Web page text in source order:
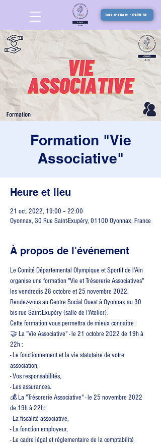
Test d'effort - PEPS 01
Formation "Vie
Associative"
Heure et lieu
21 oct. 2022, 19:00 – 22:00
Oyonnax, 30 Rue Saint-Exupéry, 01100 Oyonnax, France
À propos de l'événement
Le Comité Départemental Olympique et Sportif de l'Ain
organise une formation "Vie et Trésorerie Associatives"
les vendredis 28 octobre et 25 novembre 2022.
Rendez-vous au Centre Social Ouest à Oyonnax au 30
bis rue Saint-Exupéry (salle de l'Atelier).
Cette formation vous permettra de mieux connaître :
🤝 La "Vie Associative" - le 21 octobre 2022 de 19h à
22h :
- Le fonctionnement et la vie statutaire de votre
association,
- Vos responsabilités,
- Les assurances.
💰 La "Trésorerie Associative" - le 25 novembre 2022
de 19h à 22h:
- La fiscalité associative,
- La fonction employeur,
- Le cadre légal et réglementaire de la comptabilité